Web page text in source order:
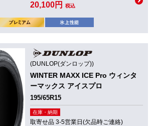
20,100円 税込
(DUNLOP(ダンロップ))
WINTER MAXX ICE Pro ウィンタ
ーマックス アイスプロ
195/65R15
在庫・納期
取寄せ品 3-5営業日(欠品時ご連絡)